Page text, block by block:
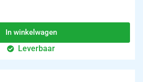
In winkelwagen
Leverbaar